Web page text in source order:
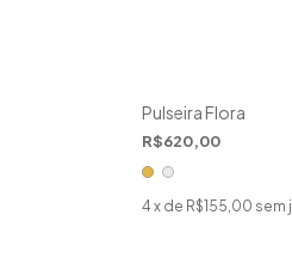
Pulseira Flora
R$620,00
4 x de R$155,00 sem